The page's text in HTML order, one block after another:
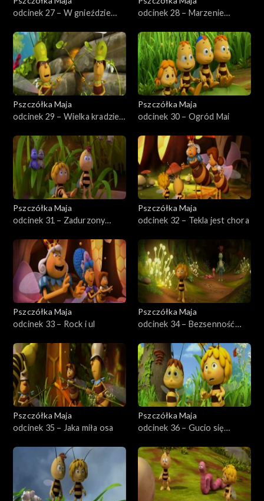
odcinek 27 – W gnieździe
odcinek 28 – Marzenie
Pszczółka Maja
odcinek 29 – Wielka kradzież
Pszczółka Maja
odcinek 30 – Ogród Mai
Pszczółka Maja
odcinek 31 – Zadurzony
Pszczółka Maja
odcinek 32 – Tekla jest chora
Pszczółka Maja
odcinek 33 – Rock i ul
Pszczółka Maja
odcinek 34 – Bezsenność
Pszczółka Maja
odcinek 35 – Jaka miła osa
Pszczółka Maja
odcinek 36 – Gucio się